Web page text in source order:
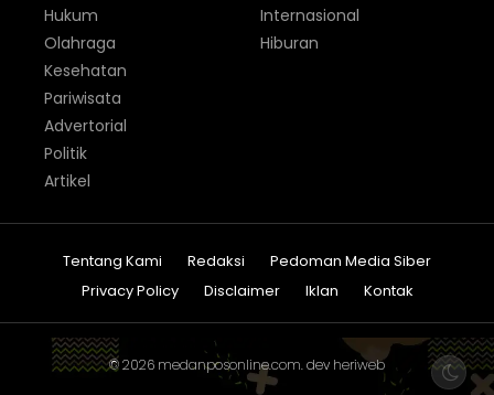
Hukum
Olahraga
Internasional
Hiburan
Kesehatan
Pariwisata
Advertorial
Politik
Artikel
Tentang Kami Redaksi
Pedoman Media Siber
Privacy Policy
Disclaimer Iklan Kontak
© 2026 medanposonline.com. dev heriweb